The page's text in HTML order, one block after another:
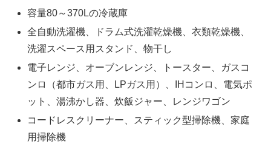
容量80～370Lの冷蔵庫
全自動洗濯機、ドラム式洗濯乾燥機、衣類乾燥機、
洗濯スペース用スタンド、物干し
電子レンジ、オーブンレンジ、トースター、ガスコ
ンロ（都市ガス用、LPガス用）、IHコンロ、電気ポ
ット、湯沸かし器、炊飯ジャー、レンジワゴン
コードレスクリーナー、スティック型掃除機、家庭
用掃除機